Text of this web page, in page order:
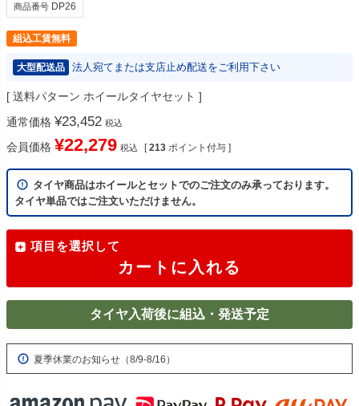
商品番号 DP26
組込工賃無料
大型配送品 法人宛てまたは支店止め配送をご利用下さい
送料パターン ホイールタイヤセット
通常価格 ¥23,452 税込
会員価格 ¥22,279 税込 [ 213 ポイント付与 ]
タイヤ商品はホイールとセットでのご注文のみ承っております。
タイヤ単品ではご注文いただけません。
項目を選択して
カートに入れる
タイヤ入荷後に組込・発送予定
夏季休業のお知らせ（8/9-8/16）